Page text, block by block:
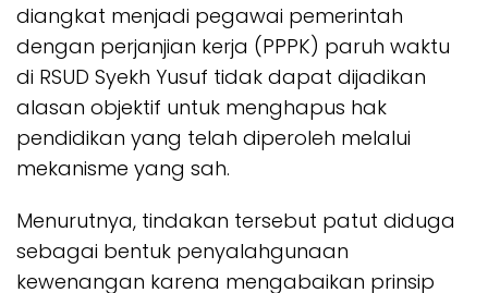
diangkat menjadi pegawai pemerintah
dengan perjanjian kerja (PPPK) paruh waktu
di RSUD Syekh Yusuf tidak dapat dijadikan
alasan objektif untuk menghapus hak
pendidikan yang telah diperoleh melalui
mekanisme yang sah.
Menurutnya, tindakan tersebut patut diduga
sebagai bentuk penyalahgunaan
kewenangan karena mengabaikan prinsip